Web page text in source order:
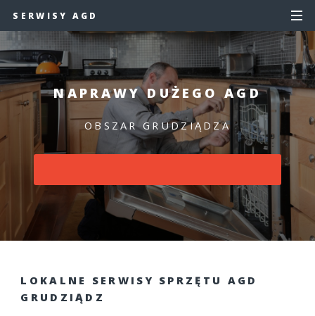
SERWISY AGD
NAPRAWY DUŻEGO AGD
OBSZAR GRUDZIĄDZA
LOKALNE SERWISY SPRZĘTU AGD
GRUDZIĄDZ